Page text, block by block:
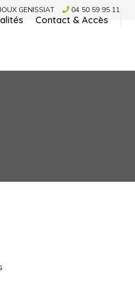
GENISSIAT 04 50 59 95 11
Contact & Accès